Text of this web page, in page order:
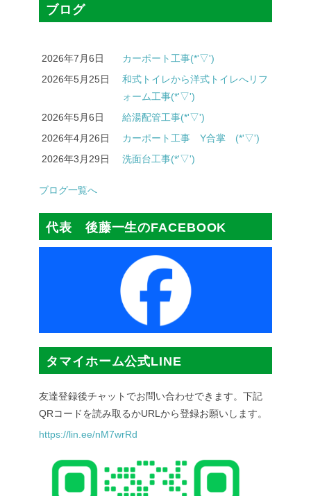
ブログ
2026年7月6日
カーポート工事(*'▽')
2026年5月25日
和式トイレから洋式トイレへリフ
ォーム工事(*'▽')
2026年5月6日
給湯配管工事(*'▽')
2026年4月26日
カーポート工事 Y合掌 (*'▽')
2026年3月29日
洗面台工事(*'▽')
ブログ一覧へ
代表 後藤一生のFACEBOOK
タマイホーム公式LINE
友達登録後チャットでお問い合わせできます。下記
QRコードを読み取るかURLから登録お願いします。
https://lin.ee/nM7wrRd